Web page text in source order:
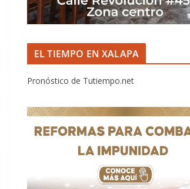
EL TIEMPO EN XALAPA
Pronóstico de Tutiempo.net